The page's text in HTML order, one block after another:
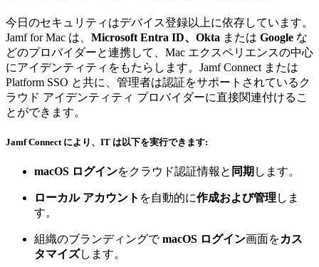
今日のセキュリティはデバイス登録以上に依存しています。
Jamf for Mac は、 Microsoft Entra ID、Okta または Google な
どのプロバイダーと連携して、Mac エクスペリエンスの中心
にアイデンティティをもたらします。Jamf Connect または
Platform SSO と共に、管理者は認証をサポートされているク
ラウド アイデンティティ プロバイダーに直接関連付けるこ
とができます。
Jamf Connect により、IT は以下を実行できます:
macOS ログインをクラウド認証情報と 同期 します。
ローカル アカウント を自動的に作成および管理 しま
す。
組織のブランディングでmacOS ログイン画面をカス
タマイズします。